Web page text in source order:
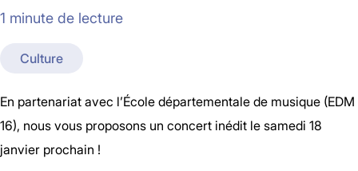
1 minute de lecture
Culture
En partenariat avec l’École départementale de musique (EDM
16), nous vous proposons un concert inédit le samedi 18
janvier prochain !